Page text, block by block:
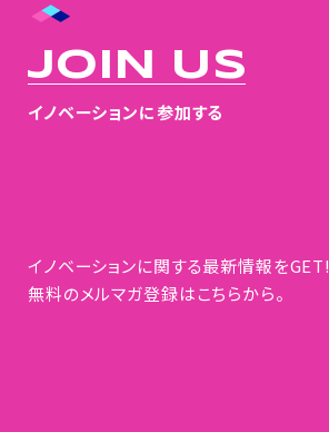
JOIN US
イノベーションに参加する
イノベーションに関する最新情報をGET!
無料のメルマガ登録はこちらから。